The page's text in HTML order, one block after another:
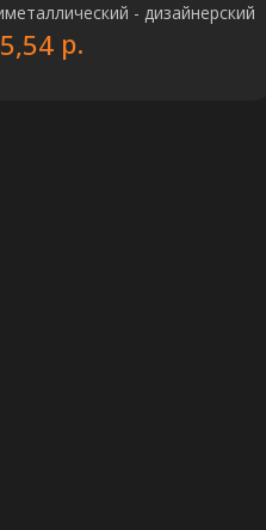
- дизайнерский
р.